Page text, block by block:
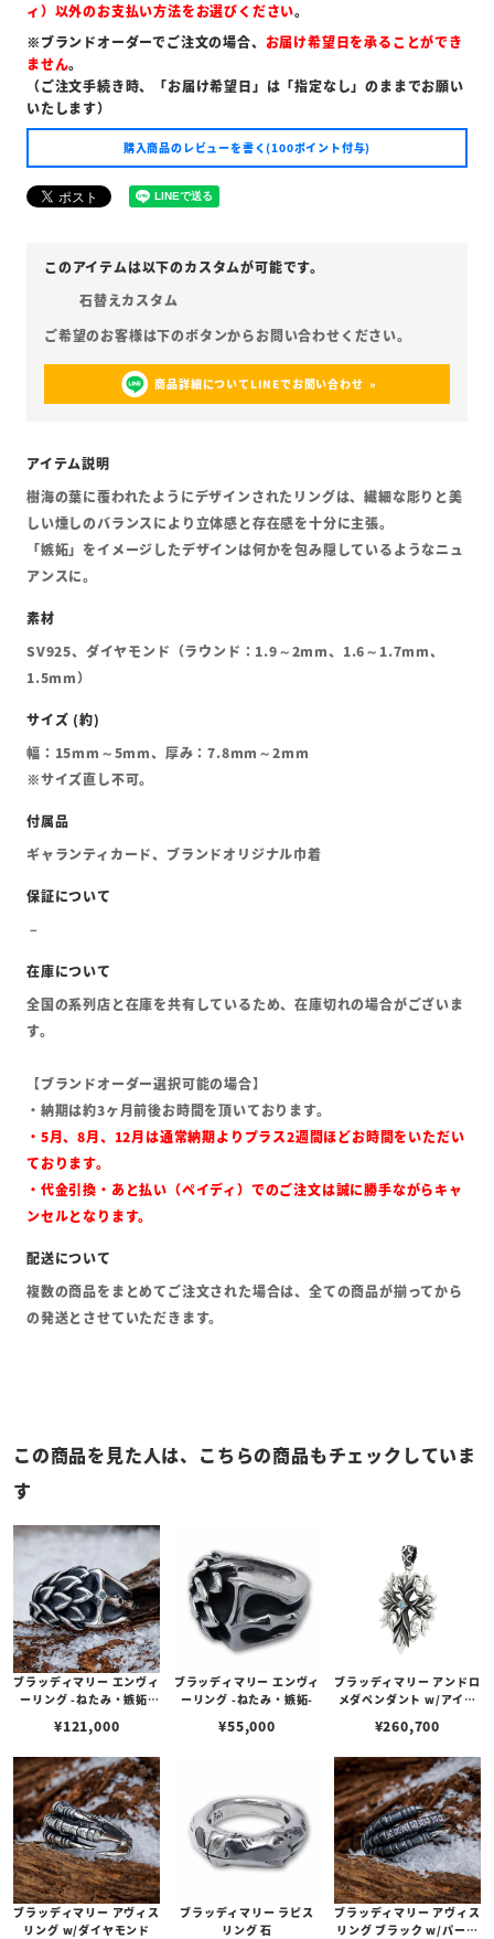
ィ）以外のお支払い方法をお選びください。
※ブランドオーダーでご注文の場合、 お届け希望日を承ることができ
ません。
（ご注文手続き時、「お届け希望日」は「指定なし」のままでお願い
いたします）
購入商品のレビューを書く(100ポイント付与)
石替えカスタム
商品詳細についてLINEでお問い合わせ
樹海の葉に覆われたようにデザインされたリングは、繊細な彫りと美
しい燻しのバランスにより立体感と存在感を十分に主張。
「嫉妬」をイメージしたデザインは何かを包み隠しているようなニュ
アンスに。
SV925、ダイヤモンド（ラウンド：1.9～2mm、1.6～1.7mm、
1.5mm）
幅：15mm～5mm、厚み：7.8mm～2mm
※サイズ直し不可。
ギャランティカード、ブランドオリジナル巾着
全国の系列店と在庫を共有しているため、在庫切れの場合がございま
す。
【ブランドオーダー選択可能の場合】
・納期は約3ヶ月前後お時間を頂いております。
・5月、8月、12月は通常納期よりプラス2週間ほどお時間をいただい
ております。
・代金引換・あと払い（ペイディ）でのご注文は誠に勝手ながらキャ
ンセルとなります。
複数の商品をまとめてご注文された場合は、全ての商品が揃ってから
の発送とさせていただきます。
この商品を見た人は、こちらの商品もチェックしていま
す
ブラッディマリー エンヴィ
ーリング -ねたみ・嫉妬-
ラックダイヤモンド
¥121,000
ブラッディマリー エンヴィ
ーリング -ねたみ・嫉妬-
¥55,000
ブラッディマリー アンドロ
メダペンダント w/アイス
¥260,700
ブラッディマリー アヴィス
リング w/ダイヤモンド
ブラッディマリー ラピス
リング 石
ブラッディマリー アヴィス
リング ブラック w/パープ